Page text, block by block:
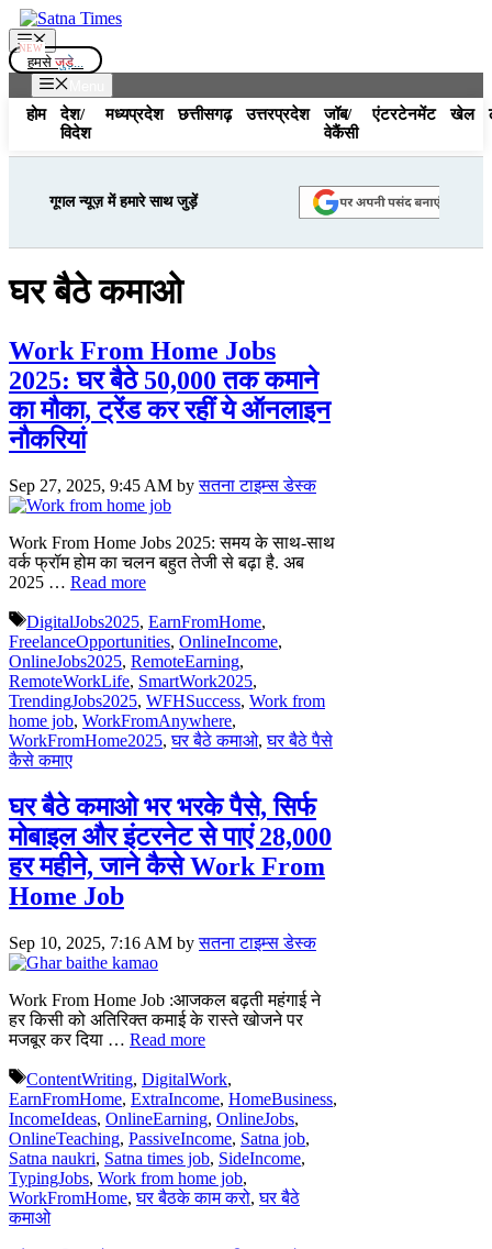
Skip
to
content
Menu
हमसे जुड़े...
होम
देश/
विदेश
मध्यप्रदेश छत्तीसगढ़ उत्तरप्रदेश
जॉब/
वेकैंसी
एंटरटेनमेंट खेल
गूगल न्यूज़ में हमारे साथ जुड़ें
घर बैठे कमाओ
Work From Home Jobs
2025: घर बैठे 50,000 तक कमाने
का मौका, ट्रेंड कर रहीं ये ऑनलाइन
नौकरियां
Sep 27, 2025, 9:45 AM byसतना टाइम्स डेस्क
Work From Home Jobs 2025: समय के साथ-साथ
वर्क फ्रॉम होम का चलन बहुत तेजी से बढ़ा है. अब
2025 … Read more
Tags
DigitalJobs2025, EarnFromHome,
FreelanceOpportunities, OnlineIncome,
OnlineJobs2025, RemoteEarning,
RemoteWorkLife, SmartWork2025,
TrendingJobs2025, WFHSuccess, Work from
home job, WorkFromAnywhere,
WorkFromHome2025,घर बैठे कमाओ,घर बैठे पैसे
कैसे कमाए
घर बैठे कमाओ भर भरके पैसे, सिर्फ
मोबाइल और इंटरनेट से पाएं 28,000
हर महीने, जाने कैसे Work From
Home Job
Sep 10, 2025, 7:16 AM byसतना टाइम्स डेस्क
Work From Home Job :आजकल बढ़ती महंगाई ने
हर किसी को अतिरिक्त कमाई के रास्ते खोजने पर
मजबूर कर दिया … Read more
Tags
ContentWriting, DigitalWork,
EarnFromHome, ExtraIncome, HomeBusiness,
IncomeIdeas, OnlineEarning, OnlineJobs,
OnlineTeaching, PassiveIncome, Satna job,
Satna naukri, Satna times job, SideIncome,
TypingJobs, Work from home job,
WorkFromHome,घर बैठके काम करो,घर बैठे
कमाओ